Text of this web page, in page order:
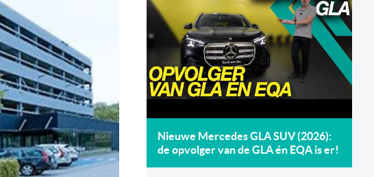
Nieuwe Mercedes GLA SUV (2026):
de opvolger van de GLA én EQA is er!